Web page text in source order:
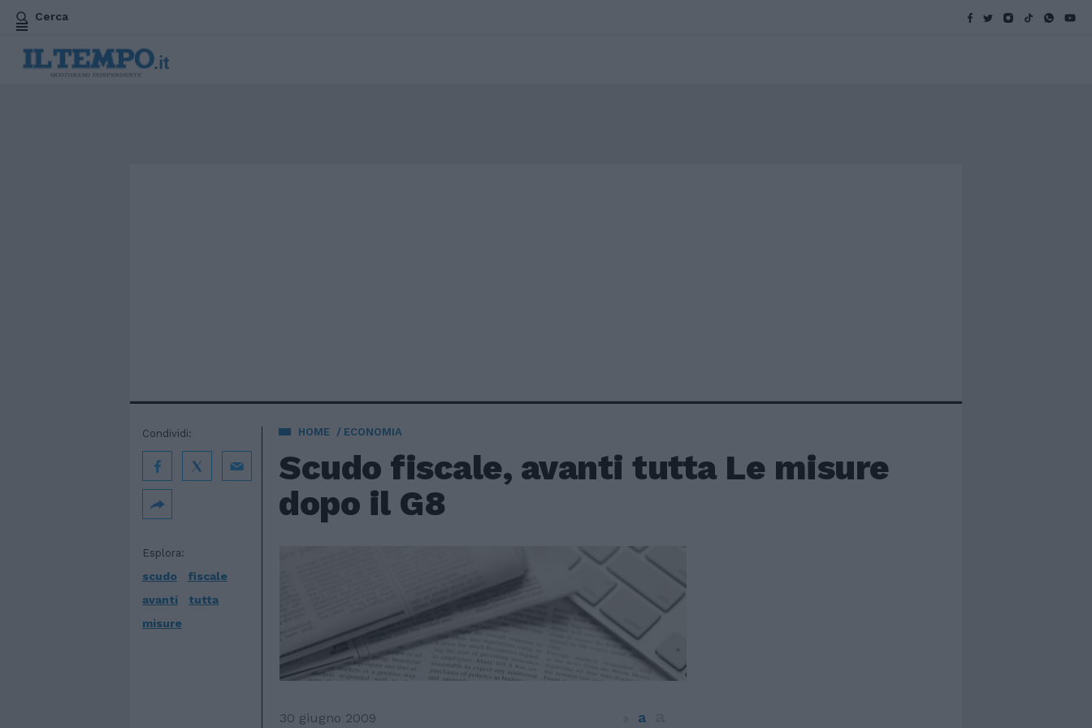
Cerca
HOME ECONOMIA
Scudo fiscale, avanti tutta Le misure
dopo il G8
Esplora:
scudo
fiscale
avanti
tutta
misure
Condividi:
30 giugno 2009 a